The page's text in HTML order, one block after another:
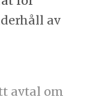
av
avtal om